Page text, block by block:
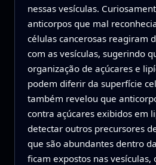
nessas vesículas.
anticorpos que mal
células cancerosas reagiram
com as vesículas, sugerindo
organização de açúcares e
podem diferir da superfície
também revelou que
contra açúcares exibidos em
detectar outros precursores
que são abundantes dentro
ficam expostos nas vesículas,